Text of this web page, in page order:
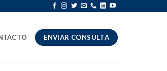
ENVIAR CONSULTA